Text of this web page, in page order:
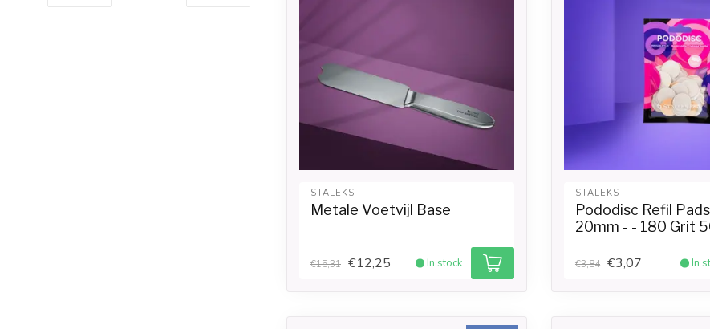
STALEKS
Metale Voetvijl Base
€15,31 €12,25 In stock
STALEKS
Pododisc Refil
20mm - - 180 Grit
€3,84 €3,07 In